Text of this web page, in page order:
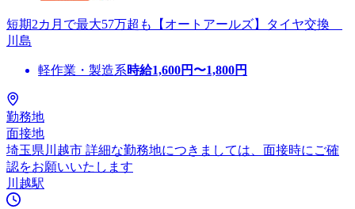
短期2カ月で最大57万超も【オートアールズ】タイヤ交換
川島
軽作業・製造系時給1,600円〜1,800円
勤務地
面接地
埼玉県川越市 詳細な勤務地につきましては、面接時にご確
認をお願いいたします
川越駅